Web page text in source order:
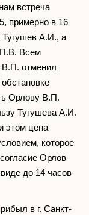
встреча
примерно в 16
А.И., а
П.В. Всем
В.П. отменил
Орлову В.П.
Тугушева А.И.
этом цена
которое
Орлов
до 14 часов
в г. Санкт-